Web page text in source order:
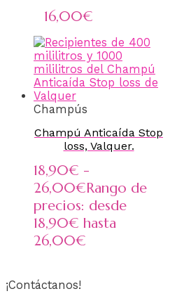
16,00€
Champús
Champú Anticaída Stop
loss, Valquer.
18,90€ -
26,00€Rango de
precios: desde
18,90€ hasta
26,00€
¡Contáctanos!